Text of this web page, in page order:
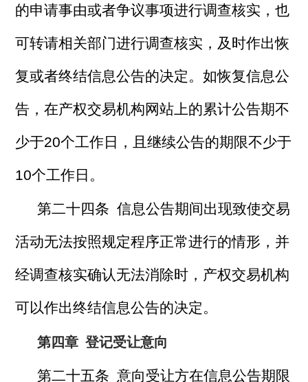
的申请事由或者争议事项进行调查核实，也
可转请相关部门进行调查核实，及时作出恢
复或者终结信息公告的决定。如恢复信息公
告，在产权交易机构网站上的累计公告期不
少于20个工作日，且继续公告的期限不少于
10个工作日。
第二十四条 信息公告期间出现致使交易
活动无法按照规定程序正常进行的情形，并
经调查核实确认无法消除时，产权交易机构
可以作出终结信息公告的决定。
第四章 登记受让意向
第二十五条 意向受让方在信息公告期限